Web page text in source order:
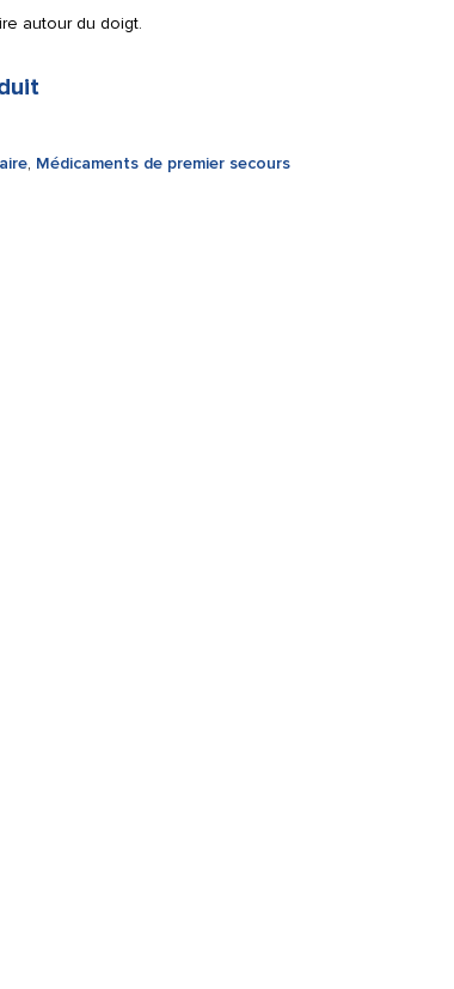
autour du doigt.
, Médicaments de premier secours